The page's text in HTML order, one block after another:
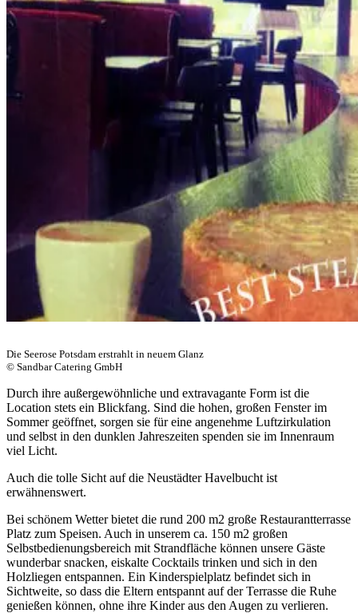
Die Seerose Potsdam erstrahlt in neuem Glanz
© Sandbar Catering GmbH
Durch ihre außergewöhnliche und extravagante Form ist die
Location stets ein Blickfang. Sind die hohen, großen Fenster im
Sommer geöffnet, sorgen sie für eine angenehme Luftzirkulation
und selbst in den dunklen Jahreszeiten spenden sie im Innenraum
viel Licht.
Auch die tolle Sicht auf die Neustädter Havelbucht ist
erwähnenswert.
Bei schönem Wetter bietet die rund 200 m2 große Restaurantterrasse
Platz zum Speisen. Auch in unserem ca. 150 m2 großen
Selbstbedienungsbereich mit Strandfläche können unsere Gäste
wunderbar snacken, eiskalte Cocktails trinken und sich in den
Holzliegen entspannen. Ein Kinderspielplatz befindet sich in
Sichtweite, so dass die Eltern entspannt auf der Terrasse die Ruhe
genießen können, ohne ihre Kinder aus den Augen zu verlieren.